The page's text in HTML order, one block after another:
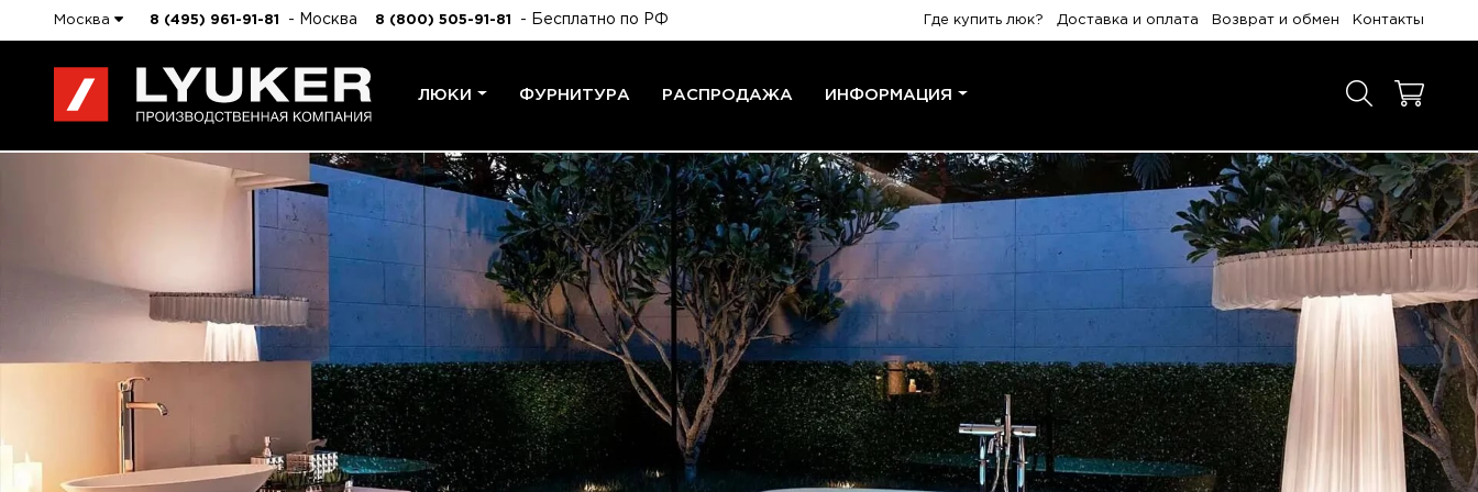
Москва 8 (495) 961-91-81 - Москва 8 (800) 505-91-81 - Бесплатно по РФ Где купить люк? Доставка и оплата Возврат и обмен Контакты
ЛЮКИ ФУРНИТУРА РАСПРОДАЖА ИНФОРМАЦИЯ